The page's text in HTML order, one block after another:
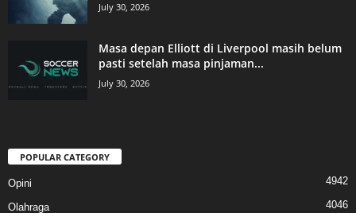
July 30, 2026
Masa depan Elliott di Liverpool masih belum
pasti setelah masa pinjaman...
July 30, 2026
POPULAR CATEGORY
Opini 4942
Olahraga 4046